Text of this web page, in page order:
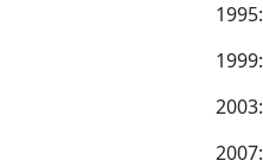
1995:
1999:
2003:
2007: